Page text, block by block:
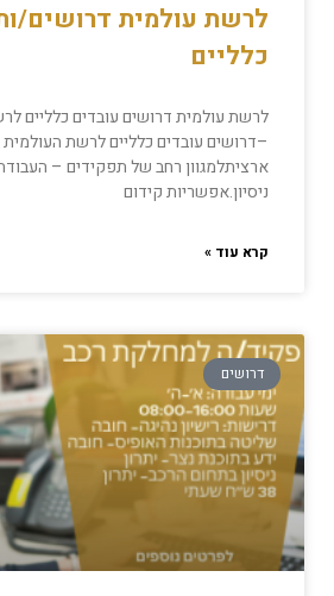
לרשת עולמית דרושים/
כלליים
לרשת עולמית דרושים עובדים כלליים
ארציתלמגוון רחב של תפקידים –
ניסיון.אפשריות קידום
קרא עוד »
דרושים